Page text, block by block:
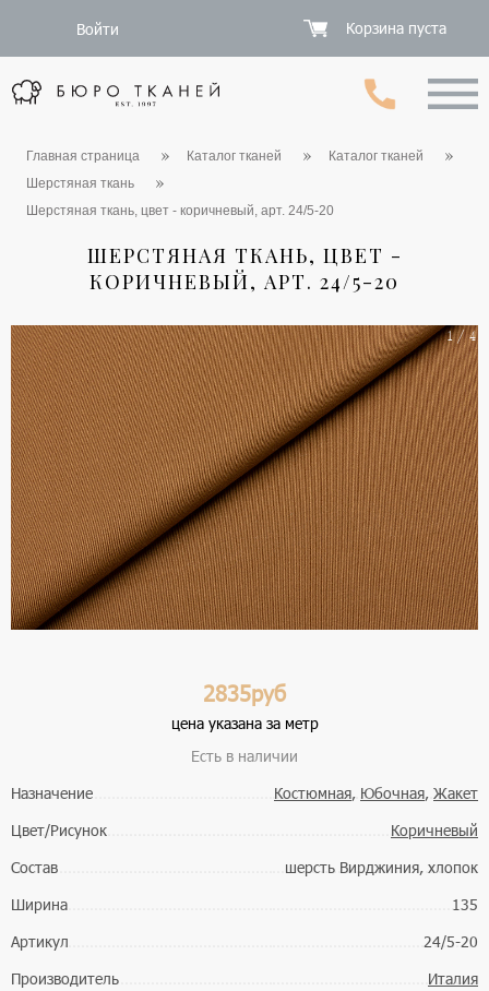
Войти Корзина пуста
Главная страница Каталог тканей
Каталог тканей
Шерстяная ткань
Шерстяная ткань, цвет - коричневый, арт. 24/5-20
ШЕРСТЯНАЯ ТКАНЬ, ЦВЕТ -
КОРИЧНЕВЫЙ, АРТ. 24/5-20
1 / 4
2835руб
цена указана за метр
Есть в наличии
Назначение
Костюмная, Юбочная, Жакет
Цвет/Рисунок
Коричневый
Состав
шерсть Вирджиния, хлопок
Ширина
135
Артикул
24/5-20
Производитель
Италия